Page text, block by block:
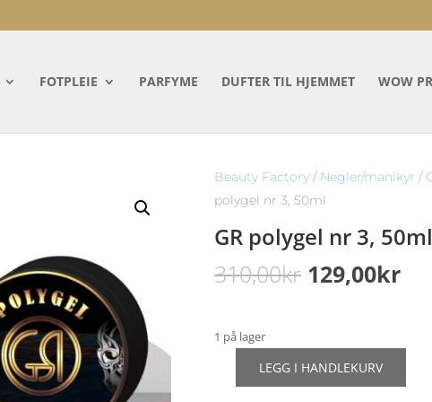
FOTPLEIE PARFYME DUFTER TIL HJEMMET WOW
Beauty Factory / Negler/manikyr /
polygel nr 3, 50ml
GR polygel nr 3, 50ml
310,00kr Opprinnelig
310,00kr.
129,00kr
1 på lager
LEGG I HANDLEKURV